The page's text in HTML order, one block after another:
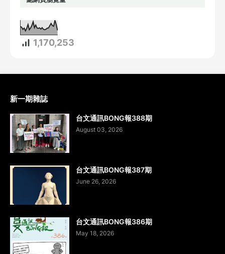
1,170,253
新一期雜誌
台文通訊BONG報388期
August 03, 2026
台文通訊BONG報387期
June 26, 2026
台文通訊BONG報386期
May 18, 2026